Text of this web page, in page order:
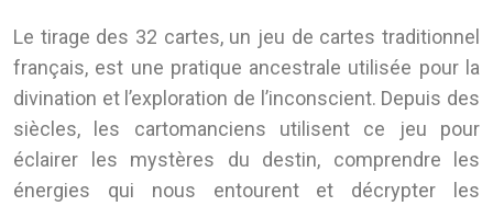
Le tirage des 32 cartes, un jeu de cartes traditionnel
français, est une pratique ancestrale utilisée pour la
divination et l’exploration de l’inconscient. Depuis des
siècles, les cartomanciens utilisent ce jeu pour
éclairer les mystères du destin, comprendre les
énergies qui nous entourent et décrypter les